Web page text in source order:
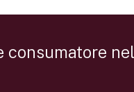
consumatore